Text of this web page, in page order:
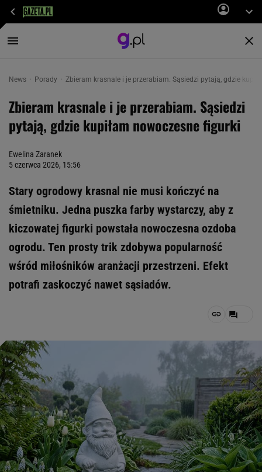
News Porady Zbieram krasnale i je przerabiam. Sąsiedzi pytają, gdzie
Zbieram krasnale i je przerabiam. Sąsiedzi
pytają, gdzie kupiłam nowoczesne figurki
Ewelina Zaranek
5 czerwca 2026, 15:56
Stary ogrodowy krasnal nie musi kończyć na
śmietniku. Jedna puszka farby wystarczy, aby z
kiczowatej figurki powstała nowoczesna ozdoba
ogrodu. Ten prosty trik zdobywa popularność
wśród miłośników aranżacji przestrzeni. Efekt
potrafi zaskoczyć nawet sąsiadów.